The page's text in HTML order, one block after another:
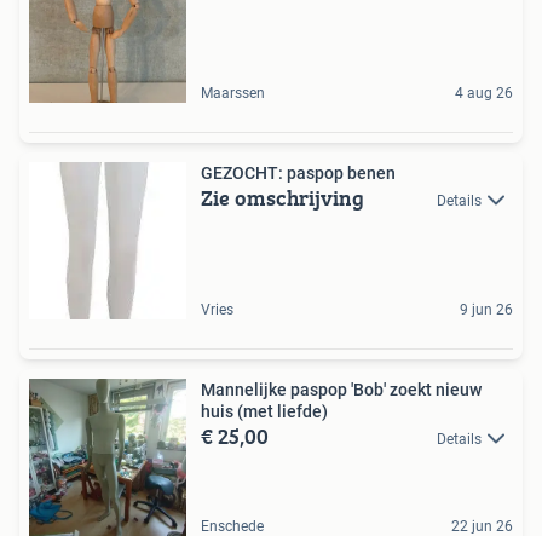
Maarssen 4 aug 26
GEZOCHT: paspop benen
Zie omschrijving Details
Vries 9 jun 26
Mannelijke paspop 'Bob' zoekt nieuw
huis (met liefde)
€ 25,00 Details
Enschede 22 jun 26